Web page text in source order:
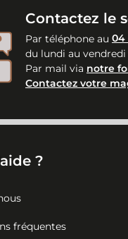
Contactez le
Par téléphone au 04
du lundi au vendredi
Par mail via notre
Contactez votre
?
fréquentes